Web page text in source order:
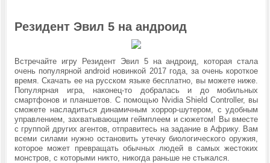
Резидент Эвил 5 на андроид
Встречайте игру Резидент Эвил 5 на андроид, которая стала
очень популярной android новинкой 2017 года, за очень короткое
время. Скачать ее на русском языке бесплатно, вы можете ниже.
Популярная игра, наконец-то добралась и до мобильных
смартфонов и планшетов. С помощью Nvidia Shield Controller, вы
сможете насладиться динамичным хоррор-шутером, с удобным
управлением, захватывающим геймплеем и сюжетом! Вы вместе
с группой других агентов, отправитесь на задание в Африку. Вам
всеми силами нужно остановить утечку биологического оружия,
которое может превращать обычных людей в самых жестоких
монстров, с которыми никто, никогда раньше не стыкался.